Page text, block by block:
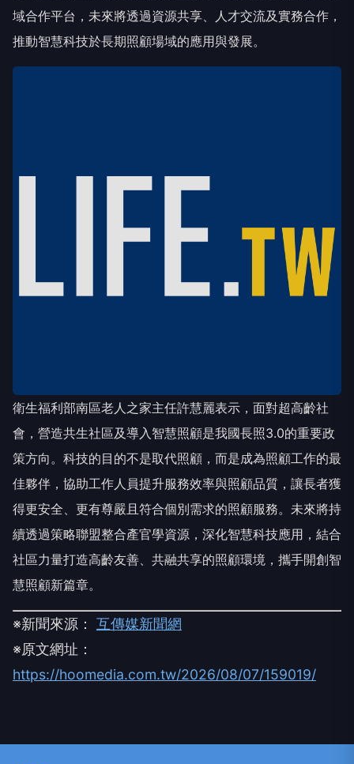
域合作平台，未來將透過資源共享、人才交流及實務合作，
推動智慧科技於長期照顧場域的應用與發展。
衛生福利部南區老人之家主任許慧麗表示，面對超高齡社
會，營造共生社區及導入智慧照顧是我國長照3.0的重要政
策方向。科技的目的不是取代照顧，而是成為照顧工作的最
佳夥伴，協助工作人員提升服務效率與照顧品質，讓長者獲
得更安全、更有尊嚴且符合個別需求的照顧服務。未來將持
續透過策略聯盟整合產官學資源，深化智慧科技應用，結合
社區力量打造高齡友善、共融共享的照顧環境，攜手開創智
慧照顧新篇章。
※新聞來源： 互傳媒新聞網
※原文網址：
https://hoomedia.com.tw/2026/08/07/159019/